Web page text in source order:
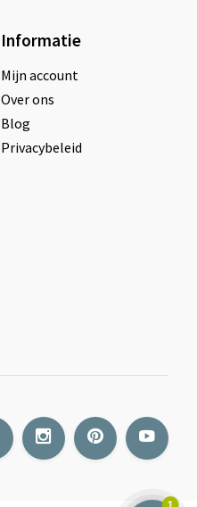
Informatie
Mijn account
Over ons
Blog
Privacybeleid